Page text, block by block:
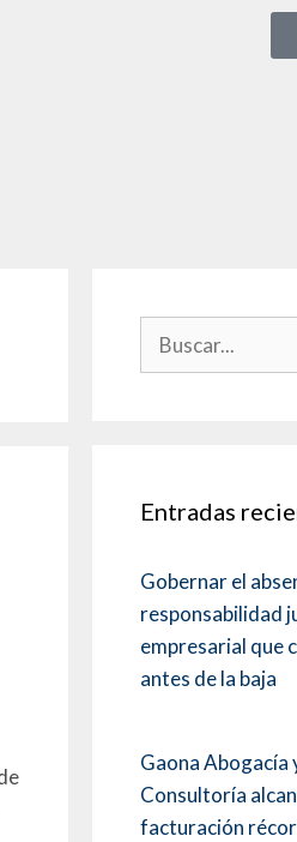
Entradas
Gobernar el
responsabilidad
empresarial que
antes de la baja
Gaona Abogacía
Consultoría
facturación